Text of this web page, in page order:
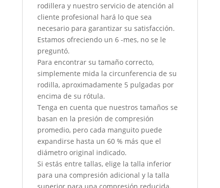
rodillera y nuestro servicio de atención al
cliente profesional hará lo que sea
necesario para garantizar su satisfacción.
Estamos ofreciendo un 6 -mes, no se le
preguntó.
Para encontrar su tamaño correcto,
simplemente mida la circunferencia de su
rodilla, aproximadamente 5 pulgadas por
encima de su rótula.
Tenga en cuenta que nuestros tamaños se
basan en la presión de compresión
promedio, pero cada manguito puede
expandirse hasta un 60 % más que el
diámetro original indicado.
Si estás entre tallas, elige la talla inferior
para una compresión adicional y la talla